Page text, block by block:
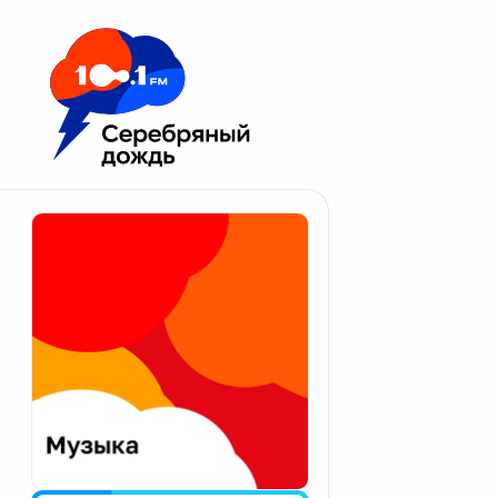
Москва 100.1 FM
Апатиты
Екатеринбург
Калининград
Калуга